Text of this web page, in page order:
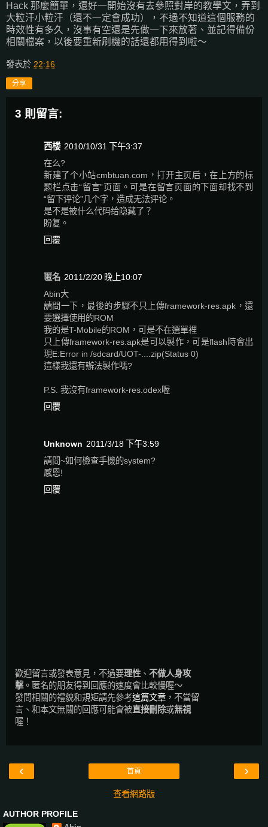
Hack 那麼簡單，還好一開始沒有去參照對岸的教學文，弄到
大粒汗小粒汗（還不一定會成功），不過不知道這個服務的
時效性有多久，沒事有空還是先做一下來放著、並記得備份
相關檔案，以後要重新刷機的話還都用得到啦～
發表於 22:16
分享
3 則留言:
西楼 2010/10/31 下午3:37
在么?
新建了个小站cmbtuan.com，打开主页后，在上方的标
题栏点击“留言”页面。可是在留言页面的下面却找不到
“留下评论”几个字，造成无法评论。
是不是被什么代码给隐藏了？
盼复。
回覆
匿名 2011/2/20 晚上10:07
Abin大
請問一下，最後的步驟不只上傳framework-res.apk，還
要選擇使用的ROM
我的是T-Mobile的ROM，可是不在選單裡
只上傳framework-res.apk是可以製作，可是flash時會出
現E:Error in /sdcard/UOT-....zip(Status 0)
這樣我還有辦法製作嗎?
P.S. 我沒有framework-res.odex喔
回覆
Unknown 2011/3/18 下午3:59
請問~如何檢查手機的system?
感恩!
回覆
歡迎留言或發表意見，不過要理性 、 不做人身攻
擊。匿名的朋友得到回應的速度會比較慢喔～
發問相關的禮貌和規矩請先參考這篇文章 ，不當留
言、和本文無關的回應可能會被直接刪除或無視
喔！
‹ ›
首頁
查看網路版
AUTHOR PROFILE